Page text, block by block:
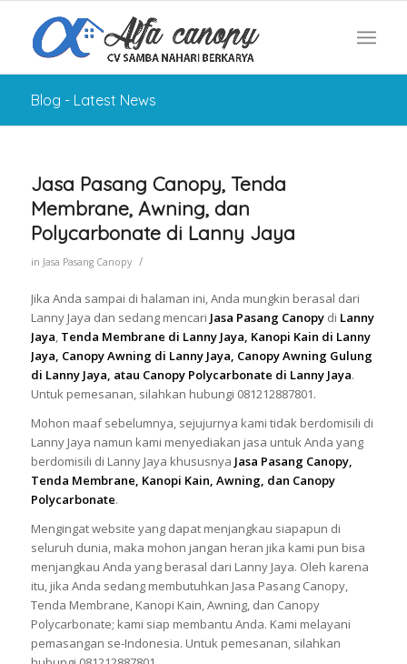
Blog - Latest News
Jasa Pasang Canopy, Tenda
Membrane, Awning, dan
Polycarbonate di Lanny Jaya
in Jasa Pasang Canopy /
Jika Anda sampai di halaman ini, Anda mungkin berasal dari
Lanny Jaya dan sedang mencari Jasa Pasang Canopy di Lanny
Jaya, Tenda Membrane di Lanny Jaya, Kanopi Kain di Lanny
Jaya, Canopy Awning di Lanny Jaya, Canopy Awning Gulung
di Lanny Jaya, atau Canopy Polycarbonate di Lanny Jaya.
Untuk pemesanan, silahkan hubungi 081212887801.
Mohon maaf sebelumnya, sejujurnya kami tidak berdomisili di
Lanny Jaya namun kami menyediakan jasa untuk Anda yang
berdomisili di Lanny Jaya khususnya Jasa Pasang Canopy,
Tenda Membrane, Kanopi Kain, Awning, dan Canopy
Polycarbonate.
Mengingat website yang dapat menjangkau siapapun di
seluruh dunia, maka mohon jangan heran jika kami pun bisa
menjangkau Anda yang berasal dari Lanny Jaya. Oleh karena
itu, jika Anda sedang membutuhkan Jasa Pasang Canopy,
Tenda Membrane, Kanopi Kain, Awning, dan Canopy
Polycarbonate; kami siap membantu Anda. Kami melayani
pemasangan se-Indonesia. Untuk pemesanan, silahkan